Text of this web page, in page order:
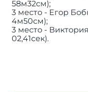
58м32см);
3 место - Егор
4м50см);
3 место -
02,41сек).